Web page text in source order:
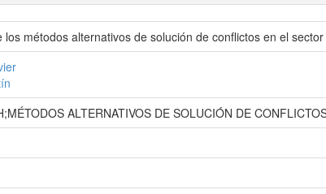
los métodos alternativos de solución de conflictos en el
ALTERNATIVOS DE SOLUCIÓN DE